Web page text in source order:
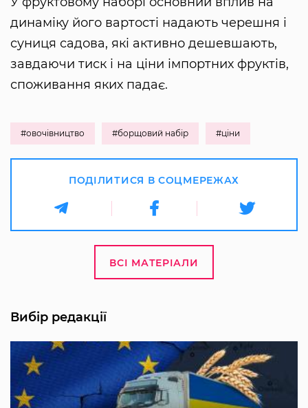
динаміку його вартості надають черешня і
суниця садова, які активно дешевшають,
завдаючи тиск і на ціни імпортних фруктів,
споживання яких падає.
#овочівництво #борщовий набір #ціни
ПОДІЛИТИСЯ В СОЦМЕРЕЖАХ
ВСІ МАТЕРІАЛИ
Вибір редакції